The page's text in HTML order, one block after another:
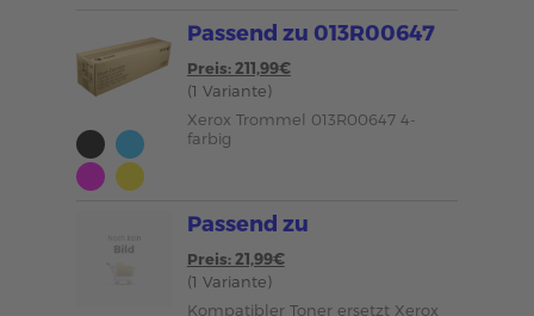
Passend zu 013R00647
Preis: 211,99€
(1 Variante)
Xerox Trommel 013R00647 4-
farbig
Passend zu
Preis: 21,99€
(1 Variante)
Kompatibler Toner ersetzt Xerox